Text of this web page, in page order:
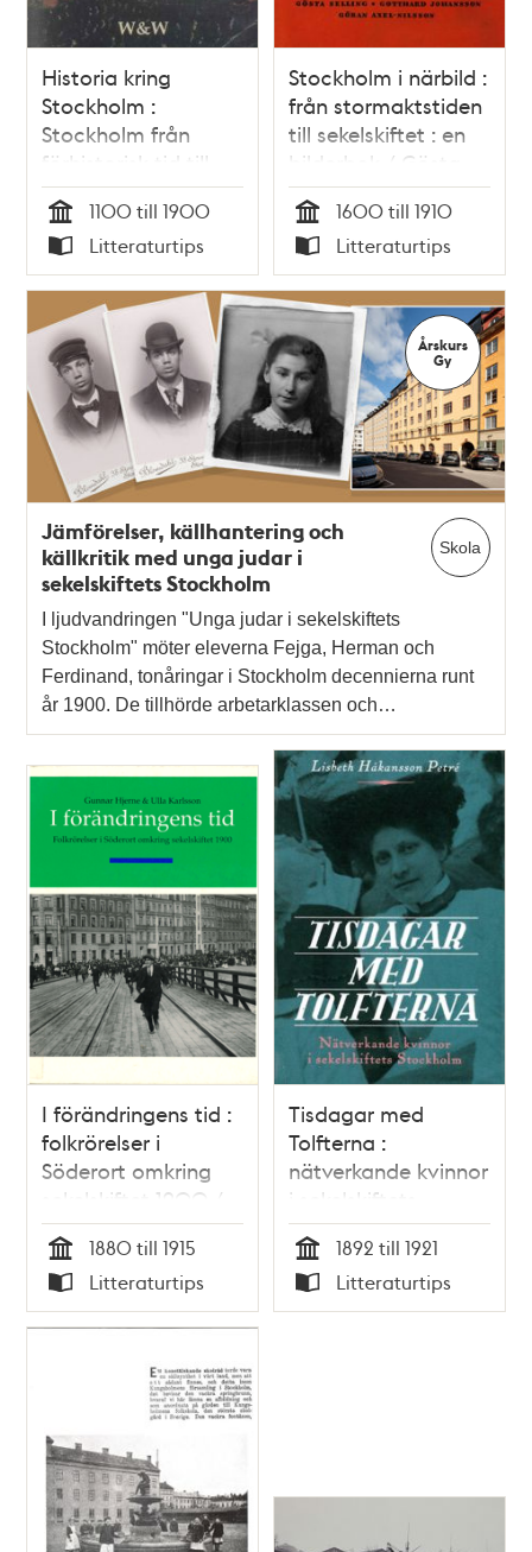
Historia kring
Stockholm :
Stockholm från
förhistorisk tid till
sekelskiftet
Tid
1100 till 1900
Typ
Litteraturtips
Stockholm i närbild :
från stormaktstiden
till sekelskiftet : en
bilderbok / Gösta
Selling
Tid
1600 till 1910
Typ
Litteraturtips
Årskurs
Gy
Skola
Jämförelser, källhantering och
källkritik med unga judar i
sekelskiftets Stockholm
I ljudvandringen "Unga judar i sekelskiftets
Stockholm" möter eleverna Fejga, Herman och
Ferdinand, tonåringar i Stockholm decennierna runt
år 1900. De tillhörde arbetarklassen och…
I förändringens tid :
folkrörelser i
Söderort omkring
sekelskiftet 1900 /
Gunnar Hjerne &
Ulla Karlsson
Tid
1880 till 1915
Typ
Litteraturtips
Tisdagar med
Tolfterna :
nätverkande kvinnor
i sekelskiftets
Stockholm / Lisbeth
Håkansson Petré
Tid
1892 till 1921
Typ
Litteraturtips